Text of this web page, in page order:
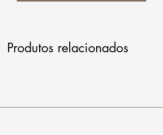
Produtos relacionados